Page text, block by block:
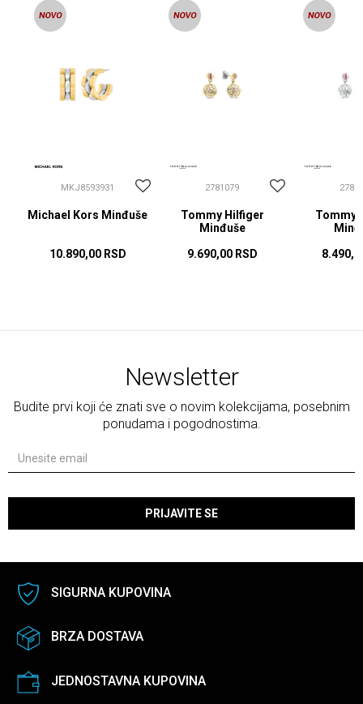
MKJ8593931
Michael Kors Minđuše
10.890,00 RSD
2781079
Tommy Hilfiger
Minđuše
9.690,00 RSD
Tommy
Newsletter
Budite prvi koji će znati sve o novim kolekcijama, posebnim
ponudama i pogodnostima.
PRIJAVITE SE
SIGURNA KUPOVINA
BRZA DOSTAVA
JEDNOSTAVNA KUPOVINA